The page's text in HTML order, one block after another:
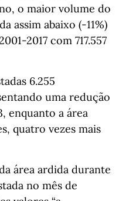
o maior volume do
assim abaixo (-11%)
2017 com 717.557
6.255
uma redução
enquanto a área
quatro vezes mais
área ardida durante
no mês de